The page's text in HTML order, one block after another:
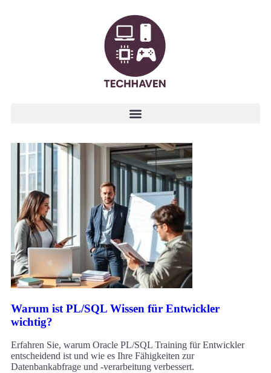
Warum ist PL/SQL Wissen für Entwickler
wichtig?
Erfahren Sie, warum Oracle PL/SQL Training für Entwickler
entscheidend ist und wie es Ihre Fähigkeiten zur
Datenbankabfrage und -verarbeitung verbessert.